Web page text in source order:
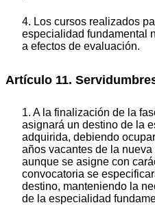
4. Los cursos realizados
especialidad fundamental
a efectos de evaluación.
Artículo 11.
1. A la finalización de la
asignará un destino de la
adquirida, debiendo
años vacantes de la
aunque se asigne con
convocatoria se
destino, manteniendo la
de la especialidad